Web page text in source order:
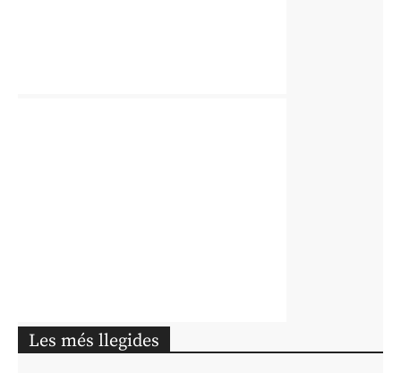
Les més llegides